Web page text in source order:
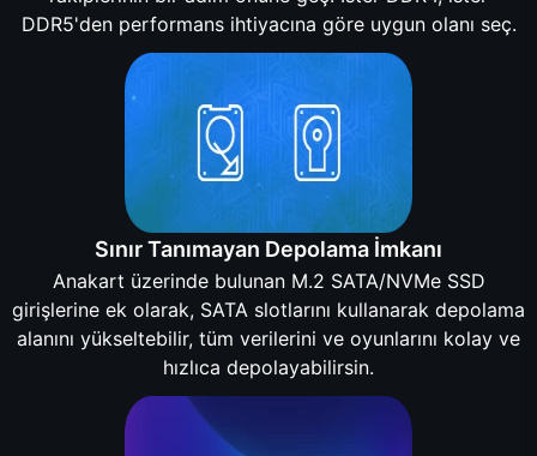
DDR5'den performans ihtiyacına göre uygun olanı seç.
Sınır Tanımayan Depolama İmkanı
Anakart üzerinde bulunan M.2 SATA/NVMe SSD
girişlerine ek olarak, SATA slotlarını kullanarak depolama
alanını yükseltebilir, tüm verilerini ve oyunlarını kolay ve
hızlıca depolayabilirsin.